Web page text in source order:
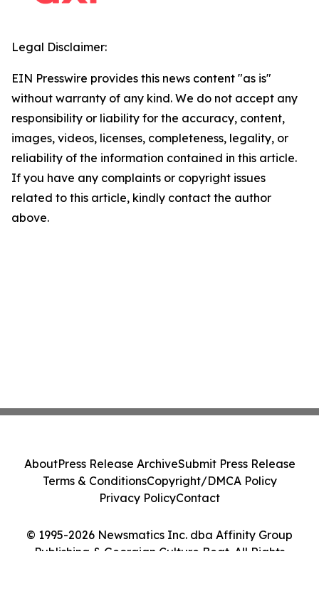
Legal Disclaimer:
EIN Presswire provides this news content "as is"
without warranty of any kind. We do not accept any
responsibility or liability for the accuracy, content,
images, videos, licenses, completeness, legality, or
reliability of the information contained in this article.
If you have any complaints or copyright issues
related to this article, kindly contact the author
above.
© 1995-2026 Newsmatics Inc. dba Affinity Group
Publishing & Georgian Culture Beat. All Rights
AboutPress Release ArchiveSubmit Press Release
Terms & ConditionsCopyright/DMCA Policy
Privacy PolicyContact